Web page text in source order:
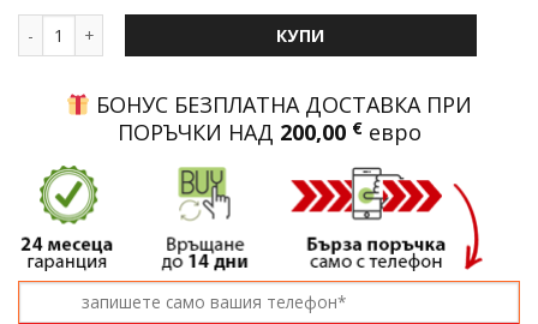
КУПИ
БОНУС БЕЗПЛАТНА ДОСТАВКА ПРИ
ПОРЪЧКИ НАД 200,00 €евро